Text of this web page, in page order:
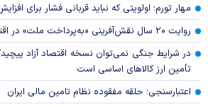
مهار تورم؛ اولویتی که نباید قربانی فشار برای
روایت ۲۰ سال نقش‌آفرینی «به‌پرداخت ملت» در اقتصاد دیجیتال ایران
در شرایط جنگی نمی‌توان نسخه اقتصاد آزاد
تأمین ارز کالا‌های اساسی است
اعتبارسنجی؛ حلقه مفقوده نظام تامین مالی ایران